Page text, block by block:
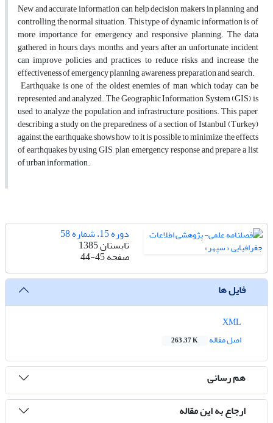
New and accurate information can help decision makers in planning and
controlling the normal situation. This type of dynamic information is of
more importance for emergency and responsive planning. The data
gathered in hours, days, months, and years after an unfortunate incident
can improve policies and practices to reduce risks and increase the
effectiveness of emergency planning, awareness, preparation and search.
Earthquake is one of the oldest enemies of man which today can be
represented and analyzed. The Geographic Information System (GIS) is
used to analyze the population and infrastructure positions. This paper,
describing a study on the preparedness of a section of Istanbul (Turkey)
against the earthquake, shows how to it is possible to minimize the effects
of earthquakes by using GIS, plan emergency response and prepare a list
of urban information.
دوره 15، شماره 58
تابستان 1385
صفحه44-45
فایل ها
اصل مقاله
263.37 K
هم رسانی
ارجاع به این مقاله